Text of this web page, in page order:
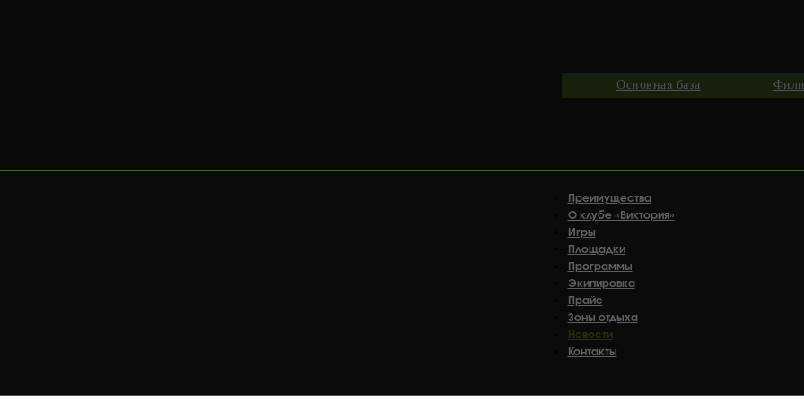
Основная база
Преимущества
О клубе «Виктория»
Игры
Площадки
Программы
Экипировка
Прайс
Зоны отдыха
Новости
Контакты